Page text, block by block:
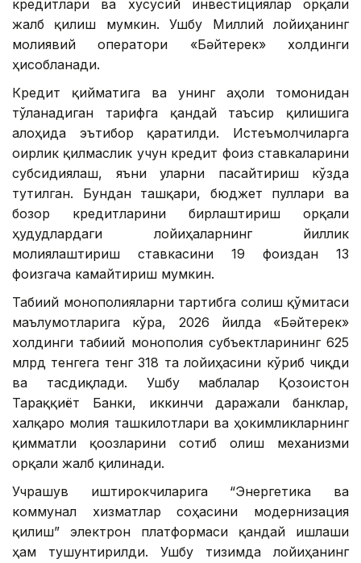
кредитлари ва хусусий инвестициялар орқали
жалб қилиш мумкин. Ушбу Миллий лойиҳанинг
молиявий оператори «Бәйтерек» холдинги
ҳисобланади.
Кредит қийматига ва унинг аҳоли томонидан
тўланадиган тарифга қандай таъсир қилишига
алоҳида эътибор қаратилди. Истеъмолчиларга
оғирлик қилмаслик учун кредит фоиз ставкаларини
субсидиялаш, яъни уларни пасайтириш кўзда
тутилган. Бундан ташқари, бюджет пуллари ва
бозор кредитларини бирлаштириш орқали
ҳудудлардаги лойиҳаларнинг йиллик
молиялаштириш ставкасини 19 фоиздан 13
фоизгача камайтириш мумкин.
Табиий монополияларни тартибга солиш қўмитаси
маълумотларига кўра, 2026 йилда «Бәйтерек»
холдинги табиий монополия субъектларининг 625
млрд тенгега тенг 318 та лойиҳасини кўриб чиқди
ва тасдиқлади. Ушбу маблағлар Қозоғистон
Тараққиёт Банки, иккинчи даражали банклар,
халқаро молия ташкилотлари ва ҳокимликларнинг
қимматли қоғозларини сотиб олиш механизми
орқали жалб қилинади.
Учрашув иштирокчиларига “Энергетика ва
коммунал хизматлар соҳасини модернизация
қилиш” электрон платформаси қандай ишлаши
ҳам тушунтирилди. Ушбу тизимда лойиҳанинг